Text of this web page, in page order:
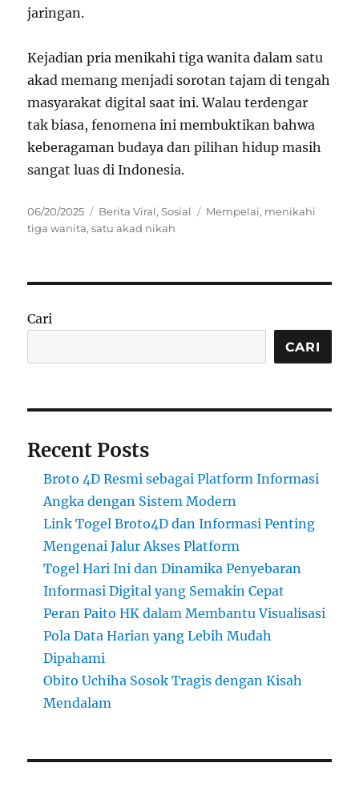
jaringan.
Kejadian pria menikahi tiga wanita dalam satu
akad memang menjadi sorotan tajam di tengah
masyarakat digital saat ini. Walau terdengar
tak biasa, fenomena ini membuktikan bahwa
keberagaman budaya dan pilihan hidup masih
sangat luas di Indonesia.
Posted
on
06/20/2025 Categories
Berita Viral,Sosial Tags
Mempelai, menikahi
tiga wanita,satu akad nikah
Cari
CARI
Recent Posts
Broto 4D Resmi sebagai Platform Informasi
Angka dengan Sistem Modern
Link Togel Broto4D dan Informasi Penting
Mengenai Jalur Akses Platform
Togel Hari Ini dan Dinamika Penyebaran
Informasi Digital yang Semakin Cepat
Peran Paito HK dalam Membantu Visualisasi
Pola Data Harian yang Lebih Mudah
Dipahami
Obito Uchiha Sosok Tragis dengan Kisah
Mendalam